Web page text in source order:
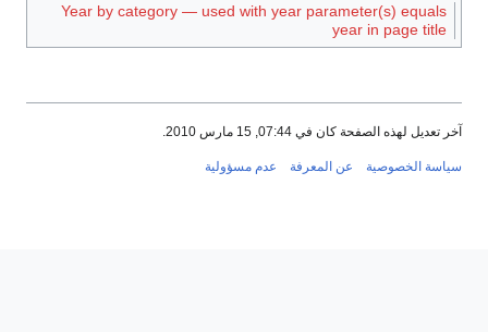
Year by category — used with year parameter(s) equals
year in page title
آخر تعديل لهذه الصفحة كان في 07:44, 15 مارس 2010.
سياسة الخصوصية عن المعرفة عدم مسؤولية